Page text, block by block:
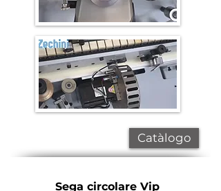
Catàlogo
Sega circolare Vip